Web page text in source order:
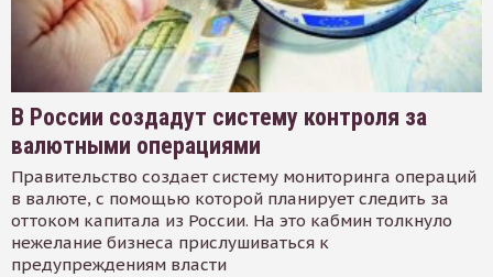
В России создадут систему контроля за
валютными операциями
Правительство создает систему мониторинга операций
в валюте, с помощью которой планирует следить за
оттоком капитала из России. На это кабмин толкнуло
нежелание бизнеса прислушиваться к
предупреждениям власти